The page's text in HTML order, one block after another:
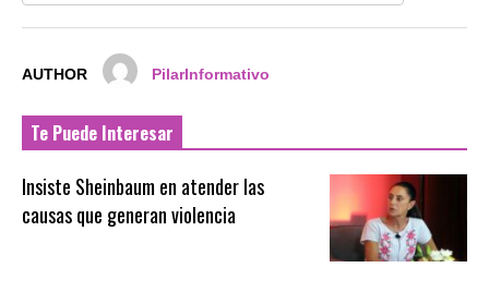
AUTHOR PilarInformativo
Te Puede Interesar
Insiste Sheinbaum en atender las
causas que generan violencia